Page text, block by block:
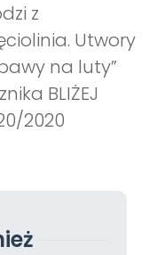
z
Utwory
na luty”
BLIŻEJ
2020